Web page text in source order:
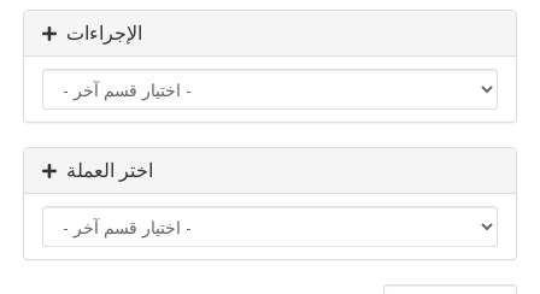
الإجراءات
اختر العملة